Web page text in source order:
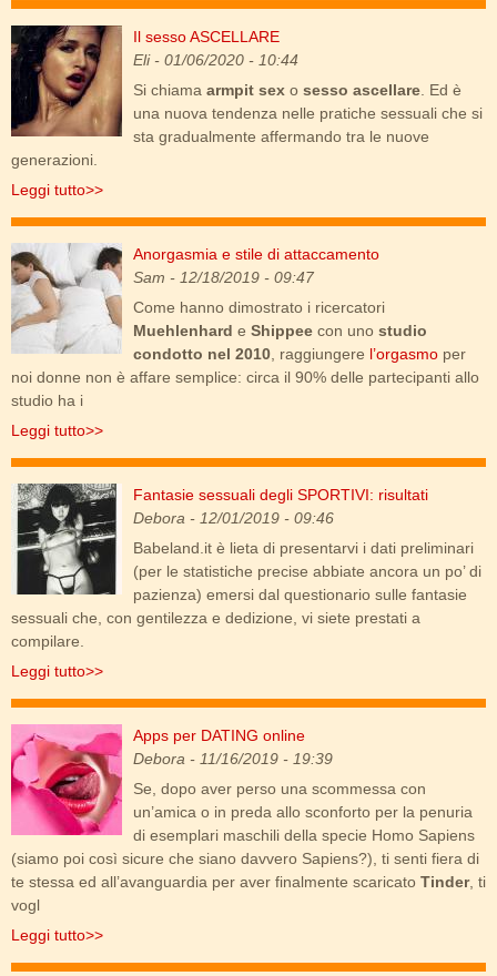
armpit.jpg
Il sesso ASCELLARE
Eli- 01/06/2020 - 10:44
Si chiama armpit sex o sesso ascellare . Ed è
una nuova tendenza nelle pratiche sessuali che si
sta gradualmente affermando tra le nuove
generazioni.
Leggi tutto>>
coppia-crisi-letto.jpg
Anorgasmia e stile di attaccamento
Sam - 12/18/2019 - 09:47
Come hanno dimostrato i ricercatori
Muehlenhard e Shippee con uno studio
condotto nel 2010 , raggiungere l’orgasmo per
noi donne non è affare semplice: circa il 90% delle partecipanti allo
studio ha i
Leggi tutto>>
araki_4.jpg
Fantasie sessuali degli SPORTIVI: risultati
Debora - 12/01/2019 - 09:46
Babeland.it è lieta di presentarvi i dati preliminari
(per le statistiche precise abbiate ancora un po’ di
pazienza) emersi dal questionario sulle fantasie
sessuali che, con gentilezza e dedizione, vi siete prestati a
compilare.
Leggi tutto>>
sex_dating0.jpg
Apps per DATING online
Debora - 11/16/2019 - 19:39
Se, dopo aver perso una scommessa con
un’amica o in preda allo sconforto per la penuria
di esemplari maschili della specie Homo Sapiens
(siamo poi così sicure che siano davvero Sapiens?), ti senti fiera di
te stessa ed all’avanguardia per aver finalmente scaricato Tinder, ti
vogl
Leggi tutto>>